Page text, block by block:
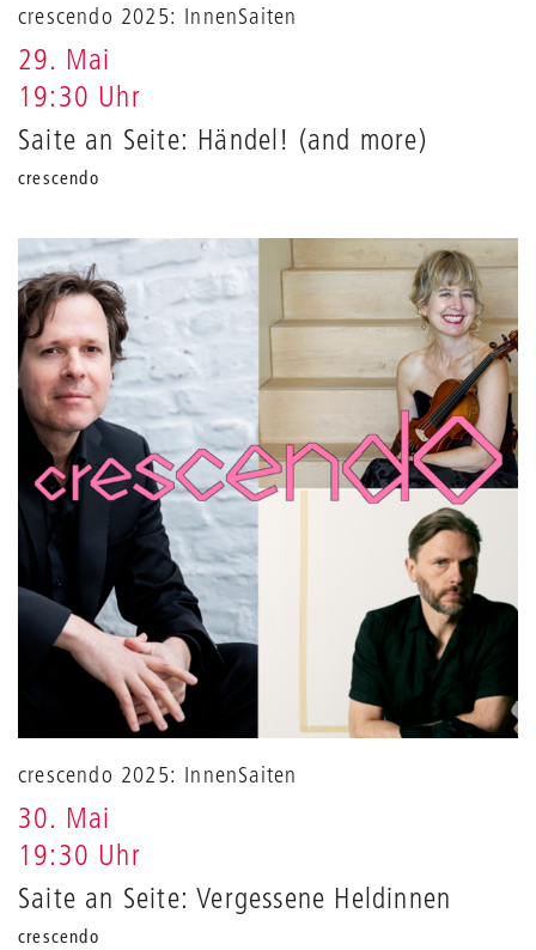
crescendo 2025: InnenSaiten
29. Mai
19:30 Uhr
Saite an Seite: Händel! (and more)
crescendo
crescendo 2025: InnenSaiten
30. Mai
19:30 Uhr
Saite an Seite: Vergessene Heldinnen
crescendo